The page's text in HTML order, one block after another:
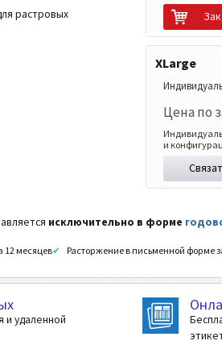
растровых
XLarge
Цена по
и
исключительно в форме
12 месяцев Расторжение в письменной форме
и удаленной